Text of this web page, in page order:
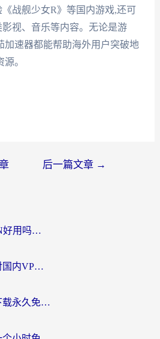
战舰少女R》等国内游戏,还可
视、音乐等内容。无论是游
加速器都能帮助海外用户突破地
。
后一篇文章 →
海外党必看：穿梭VPN好用吗？和云帆VPN对比哪个回国效果更好？附真实测评+避坑指南
海外党必看：如何选对国内VPN，实现无缝访问国内资源？
海外党必看：加速器下载永久免费版真的存在吗？教你无缝访问国内资源的正确姿势